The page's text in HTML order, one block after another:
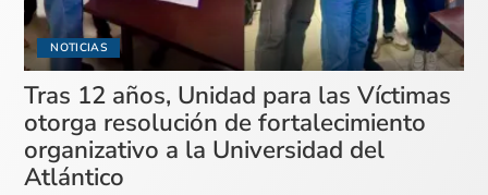
NOTICIAS
Tras 12 años, Unidad para las Víctimas
otorga resolución de fortalecimiento
organizativo a la Universidad del
Atlántico